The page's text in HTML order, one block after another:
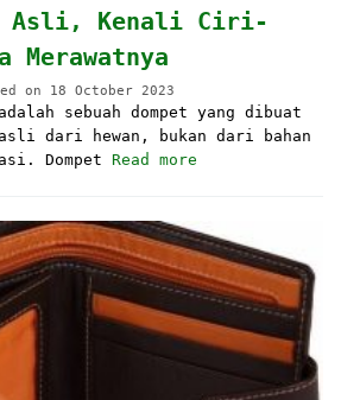
Asli, Kenali Ciri-
on 18 October 2023
sebuah dompet yang dibuat
dari hewan, bukan dari bahan
Dompet Read more